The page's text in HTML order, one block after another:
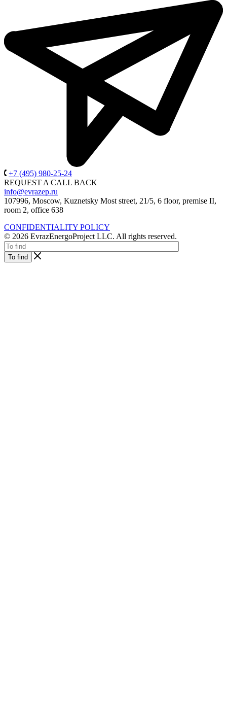
+7 (495) 980-25-24
REQUEST A CALL BACK
info@evrazep.ru
107996, Moscow, Kuznetsky Most street, 21/5, 6 floor, premise II,
room 2, office 638
CONFIDENTIALITY POLICY
© 2026 EvrazEnergoProject LLC. All rights reserved.
To find